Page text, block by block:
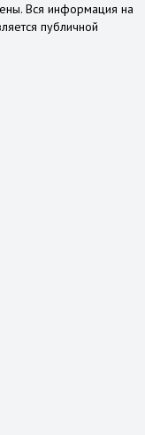
Вся информация на
публичной